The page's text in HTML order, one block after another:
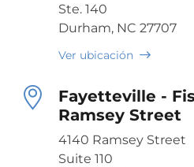
Ste. 140
Durham, NC 27707
Ver ubicación
Fayetteville -
Ramsey Street
4140 Ramsey Street
Suite 110